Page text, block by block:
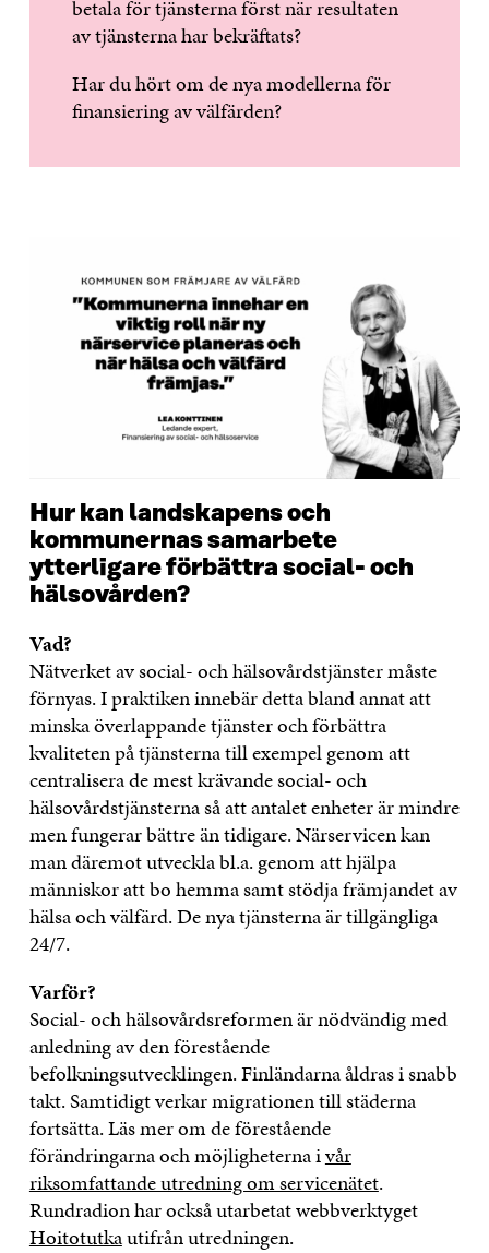
betala för tjänsterna först när resultaten
av tjänsterna har bekräftats?
Har du hört om de nya modellerna för
finansiering av välfärden?
Hur kan landskapens och
kommunernas samarbete
ytterligare förbättra social- och
hälsovården?
Vad?
Nätverket av social- och hälsovårdstjänster måste
förnyas. I praktiken innebär detta bland annat att
minska överlappande tjänster och förbättra
kvaliteten på tjänsterna till exempel genom att
centralisera de mest krävande social- och
hälsovårdstjänsterna så att antalet enheter är mindre
men fungerar bättre än tidigare. Närservicen kan
man däremot utveckla bl.a. genom att hjälpa
människor att bo hemma samt stödja främjandet av
hälsa och välfärd. De nya tjänsterna är tillgängliga
24/7.
Varför?
Social- och hälsovårdsreformen är nödvändig med
anledning av den förestående
befolkningsutvecklingen. Finländarna åldras i snabb
takt. Samtidigt verkar migrationen till städerna
fortsätta. Läs mer om de förestående
förändringarna och möjligheterna ivår
riksomfattande utredning om servicenätet.
Rundradion har också utarbetat webbverktyget
Hoitotutkautifrån utredningen.